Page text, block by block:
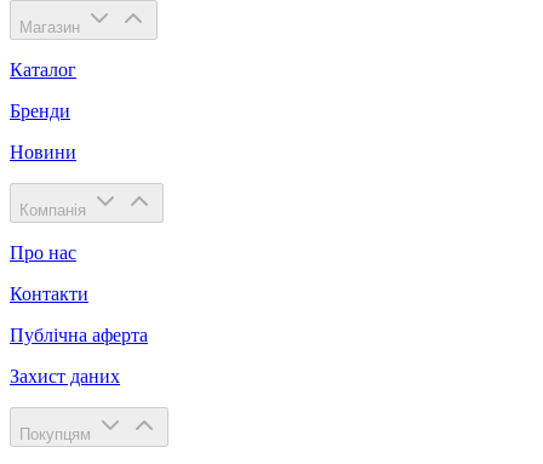
Магазин
Каталог
Бренди
Новини
Компанія
Про нас
Контакти
Публічна аферта
Захист даних
Покупцям